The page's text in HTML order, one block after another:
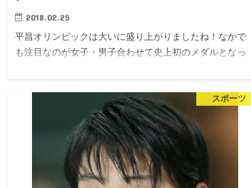
2018.02.25
平昌オリンピックは大いに盛り上がりましたね！なかで
も注目なのが女子・男子合わせて史上初のメダルとなっ
がいますので紹介した…
スポーツ